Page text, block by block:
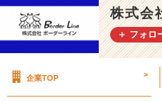
5
卒・
2
ン
株式会
＋ フォロ
企業TOP >